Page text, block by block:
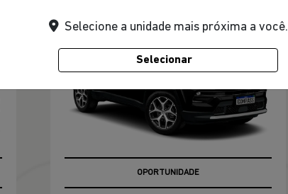
OPORTUNIDADE
Selecione a unidade mais próxima a você.
Selecionar